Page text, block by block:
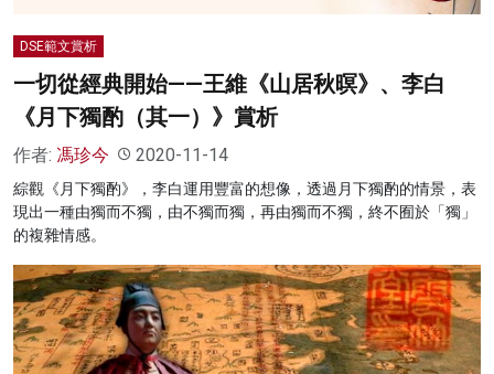
DSE範文賞析
一切從經典開始——王維《山居秋暝》、李白
《月下獨酌（其一）》賞析
作者: 馮珍今 2020-11-14
綜觀《月下獨酌》，李白運用豐富的想像，透過月下獨酌的情景，表
現出一種由獨而不獨，由不獨而獨，再由獨而不獨，終不囿於「獨」
的複雜情感。